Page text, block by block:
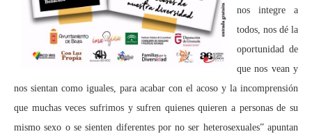
nos integre a
todos, nos dé la
oportunidad de
que nos vean y
nos sientan como iguales, para acabar con el acoso y la incomprensión
que muchas veces sufrimos y sufren quienes quieren a personas de su
mismo sexo o se sienten diferentes por no ser heterosexuales” apuntan